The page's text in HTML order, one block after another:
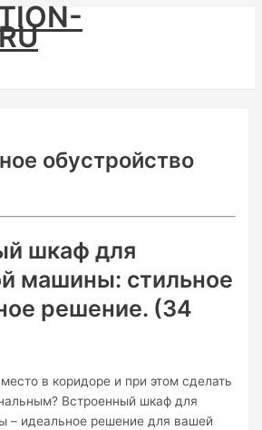
обустройство
шкаф для
машины: стильное
решение. (34
в коридоре и при этом сделать
Встроенный шкаф для
– идеальное решение для вашей